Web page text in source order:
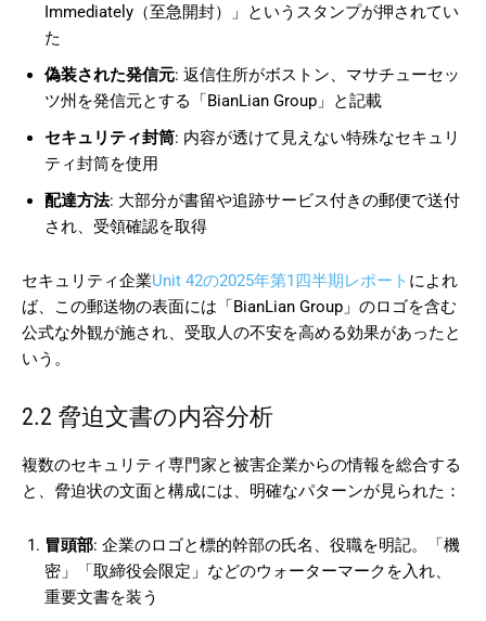
Immediately（至急開封）」というスタンプが押されてい
た
偽装された発信元: 返信住所がボストン、マサチューセッ
ツ州を発信元とする「BianLian Group」と記載
セキュリティ封筒: 内容が透けて見えない特殊なセキュリ
ティ封筒を使用
配達方法: 大部分が書留や追跡サービス付きの郵便で送付
され、受領確認を取得
セキュリティ企業Unit 42の2025年第1四半期レポート によれ
ば、この郵送物の表面には「BianLian Group」のロゴを含む
公式な外観が施され、受取人の不安を高める効果があったと
いう。
2.2 脅迫文書の内容分析
複数のセキュリティ専門家と被害企業からの情報を総合する
と、脅迫状の文面と構成には、明確なパターンが見られた：
冒頭部: 企業のロゴと標的幹部の氏名、役職を明記。「機
密」「取締役会限定」などのウォーターマークを入れ、
重要文書を装う